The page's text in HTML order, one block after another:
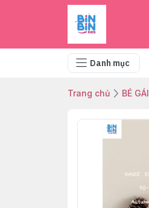
Danh mục
Trang chủ BÉ GÁI